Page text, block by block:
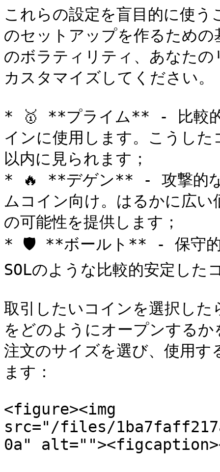
これらの設定を盲目的に使
のセットアップを作るため
のボラティリティ、あなた
カスタマイズしてください。
* 🥇 **プライム** - 比較的
インに使用します。こうし
以内に見られます；
* 🔥 **デゲン** - 攻撃的な
ムコイン向け。はるかに広
の可能性を提供します；
* 🛡️ **ボールト** - 保守的
SOLのような比較的安定した
取引したいコインを選択し
をどのようにオープンする
注文のサイズを選び、使用
ます：
<figure><img
src="/files/
0a"